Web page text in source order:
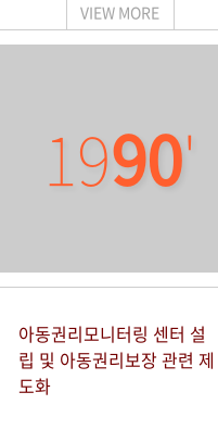
VIEW MORE
1990'
아동권리모니터링 센터 설
립 및 아동권리보장 관련 제
도화